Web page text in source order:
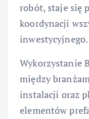
robót, staje się
koordynacji
inwestycyjnego.
Wykorzystanie
między
instalacji oraz
elementów